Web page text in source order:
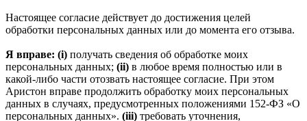
Настоящее согласие действует до достижения целей
обработки персональных данных или до момента его отзыва.
Я вправе: (i) получать сведения об обработке моих
персональных данных; (ii) в любое время полностью или в
какой-либо части отозвать настоящее согласие. При этом
Аристон вправе продолжить обработку моих персональных
данных в случаях, предусмотренных положениями 152-ФЗ «О
персональных данных». (iii) требовать уточнения,